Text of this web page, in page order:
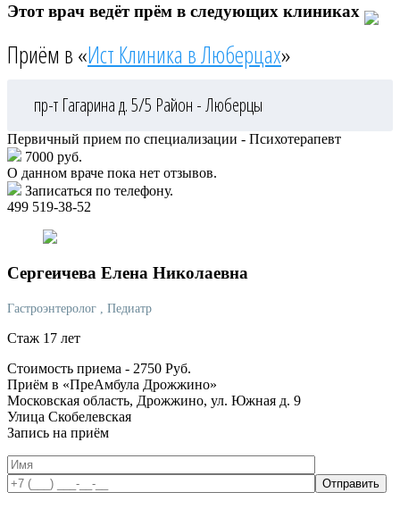
Этот врач ведёт прём в следующих клиниках
Приём в «Ист Клиника в Люберцах»
пр-т Гагарина д. 5/5 Район - Люберцы
Первичный прием по специализации - Психотерапевт
7000 руб.
О данном враче пока нет отзывов.
Записаться по телефону.
499 519-38-52
Сергеичева Елена Николаевна
Гастроэнтеролог , Педиатр
Стаж 17 лет
Стоимость приема - 2750 Руб.
Приём в «ПреАмбула Дрожжино»
Московская область, Дрожжино, ул. Южная д. 9
Улица Скобелевская
Запись на приём